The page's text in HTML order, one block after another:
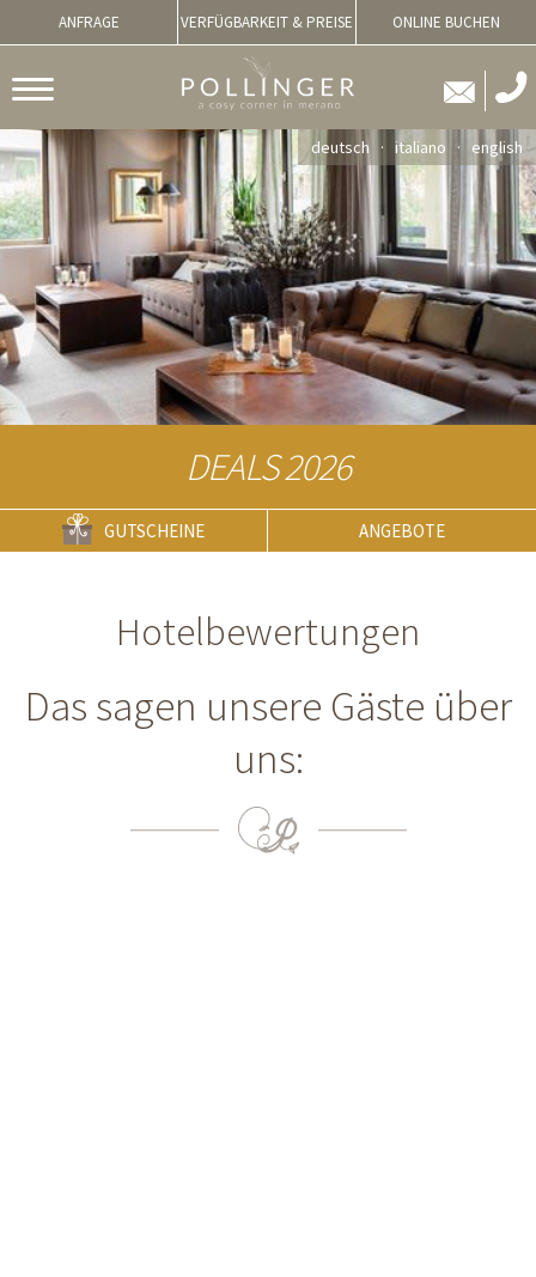
ANFRAGE VERFÜGBARKEIT & PREISE ONLINE BUCHEN
deutsch italiano english
DEALS 2026
GUTSCHEINE ANGEBOTE
Hotelbewertungen
Das sagen unsere Gäste über
uns: